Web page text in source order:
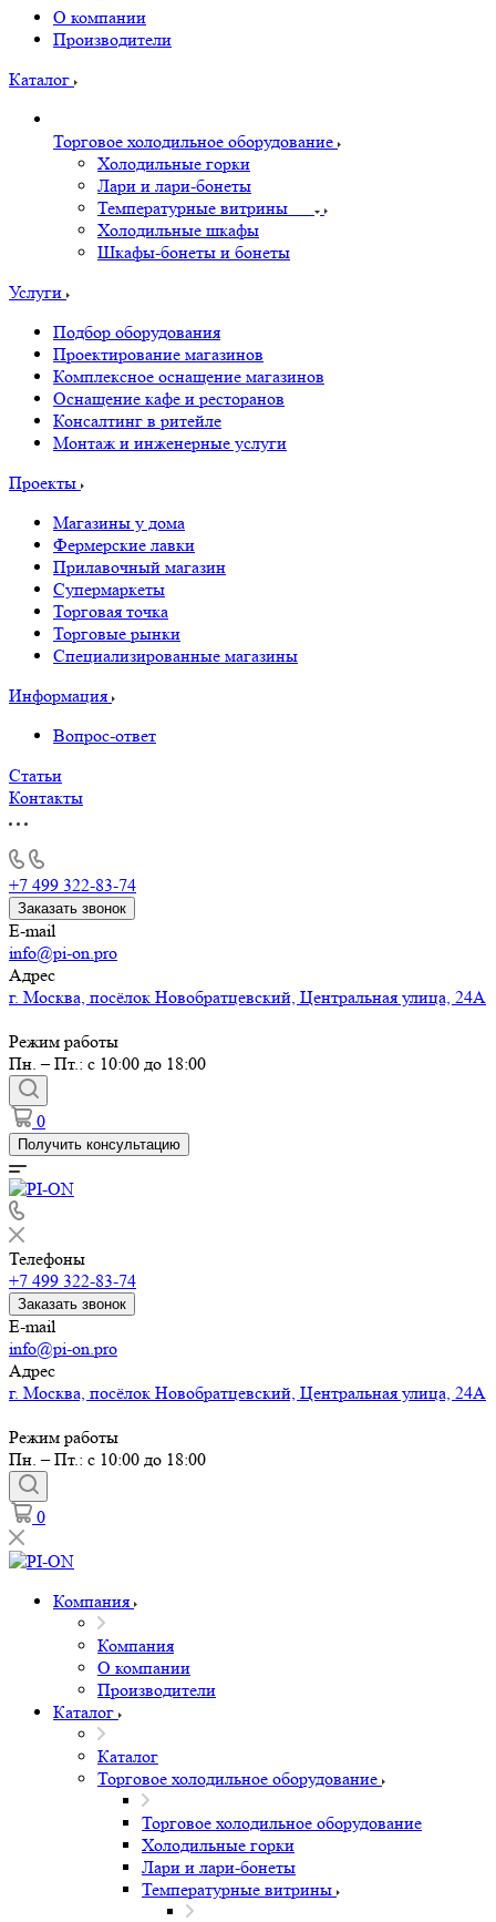
О компании
Производители
Каталог
Торговое холодильное оборудование
Холодильные горки
Лари и лари-бонеты
Температурные витрины
Холодильные шкафы
Шкафы-бонеты и бонеты
Услуги
Подбор оборудования
Проектирование магазинов
Комплексное оснащение магазинов
Оснащение кафе и ресторанов
Консалтинг в ритейле
Монтаж и инженерные услуги
Проекты
Магазины у дома
Фермерские лавки
Прилавочный магазин
Супермаркеты
Торговая точка
Торговые рынки
Специализированные магазины
Информация
Вопрос-ответ
Статьи
Контакты
+7 499 322-83-74
Заказать звонок
E-mail
info@pi-on.pro
Адрес
г. Москва, посёлок Новобратцевский, Центральная улица, 24А
Режим работы
Пн. – Пт.: с 10:00 до 18:00
0
Получить консультацию
Телефоны
+7 499 322-83-74
Заказать звонок
E-mail
info@pi-on.pro
Адрес
г. Москва, посёлок Новобратцевский, Центральная улица, 24А
Режим работы
Пн. – Пт.: с 10:00 до 18:00
0
Компания
Компания
О компании
Производители
Каталог
Каталог
Торговое холодильное оборудование
Торговое холодильное оборудование
Холодильные горки
Лари и лари-бонеты
Температурные витрины